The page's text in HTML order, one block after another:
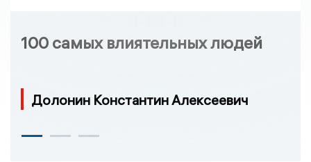
100 самых влиятельных людей
Долонин Константин Алексеевич